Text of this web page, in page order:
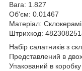
Вага: 1.827
Об'єм: 0.01467
Матеріал:
Штрихкод:
Набір салатників з
Представлений в
Упакований в коробку